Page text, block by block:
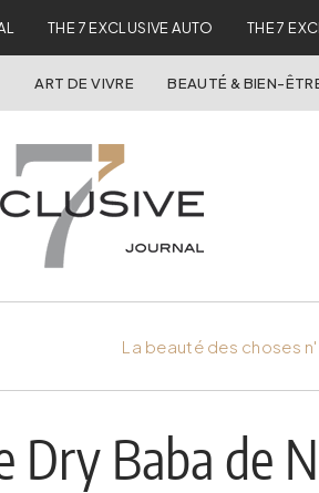
THE 7 EXCLUSIVE AUTO THE 7
ART DE VIVRE BEAUTÉ & BIEN-
La beauté des choses
Dry Baba de